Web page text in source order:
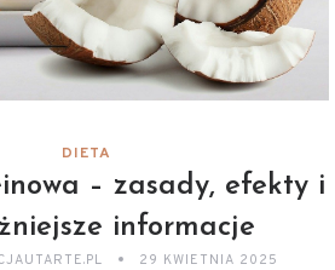
DIETA
– zasady, efekty i
informacje
29 KWIETNIA 2025